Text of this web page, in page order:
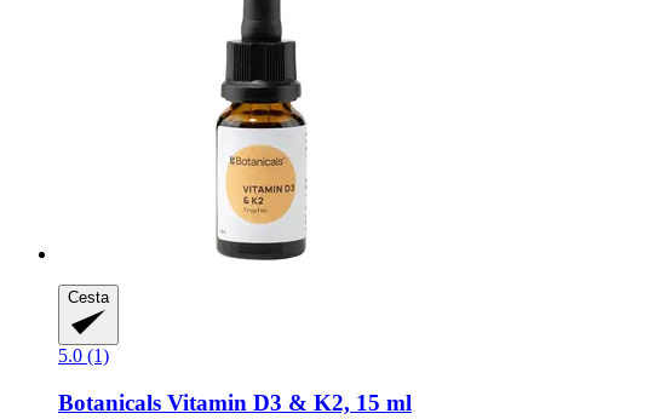
Cesta
5.0 (1)
Botanicals Vitamin D3 & K2, 15 ml